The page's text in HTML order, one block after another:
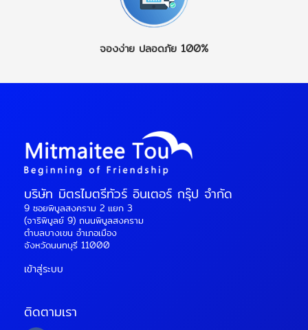
จองง่าย ปลอดภัย 100%
บริษัท มิตรไมตรีทัวร์ อินเตอร์ กรุ๊ป จำกัด
9 ซอยพิบูลสงคราม 2 แยก 3
(จาริพิบูลย์ 9) ถนนพิบูลสงคราม
ตำบลบางเขน อำเภอเมือง
จังหวัดนนทบุรี 11000
เข้าสู่ระบบ
ติดตามเรา